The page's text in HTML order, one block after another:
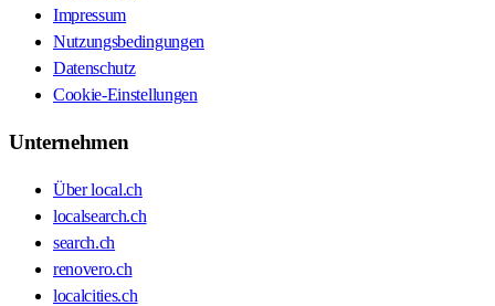
Impressum
Nutzungsbedingungen
Datenschutz
Cookie-Einstellungen
Unternehmen
Über local.ch
localsearch.ch
search.ch
renovero.ch
localcities.ch